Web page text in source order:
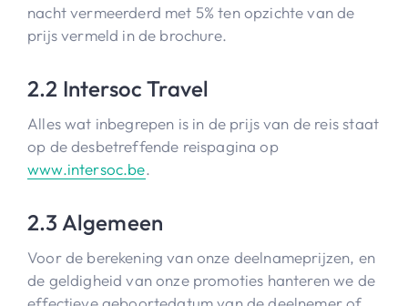
nacht vermeerderd met 5% ten opzichte van de
prijs vermeld in de brochure.
2.2 Intersoc Travel
Alles wat inbegrepen is in de prijs van de reis staat
op de desbetreffende reispagina op
www.intersoc.be.
2.3 Algemeen
Voor de berekening van onze deelnameprijzen, en
de geldigheid van onze promoties hanteren we de